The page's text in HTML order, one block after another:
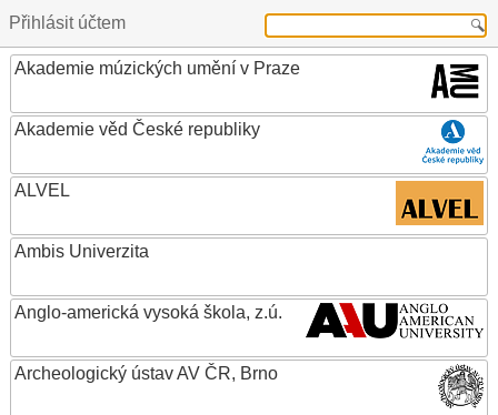
Přihlásit účtem
Akademie múzických umění v Praze
Akademie věd České republiky
ALVEL
Ambis Univerzita
Anglo-americká vysoká škola, z.ú.
Archeologický ústav AV ČR, Brno